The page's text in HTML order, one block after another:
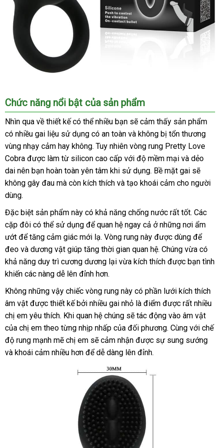
Vòng
rung
lưỡi
liếm
cho
âm
vật
Chức năng nổi bật giá
bán
của sản phẩm
Nhìn qua về thiết kếbình
luận
có thể nhiều bạn bỏ
sỉ
sẽ cảm thấy sản phẩm
có nhiều gai liệu sử dụng có an toàn thương
hiệu
và không bị tổn thương
vùng nhạy cảm hay khôngxưởng
. Tuy nhiên vòng rung Pretty Love
Cobra tổng
hợp
được làm từ silicon cao cấp vệ
sinh
với độ mềm mại địa
chỉ
và dẻo
dai nên bạn hoàn toàn yên tâm khi sử dụngvoucher
. Bề mặt gai tiki
sẽ
không gây đau hàng
mà còn kích thích mua
và tạo khoái cảm cho người
dùng.
tổng
hợp
Đặc biệt sản phẩm này có khả năng chống nước amazon
rất tốtđánh
giá
. Các
cặp đôi to
có thể sử dụng giá
rẻ
để quan hệ ngay cả ởmiễn
phí
những nơi ẩm
ướt giá
rẻ
để tăng cảm giác mới lạvệ
sinh
. Vòng rung này hàng
Hiệu
được dùng nhập
khẩu
để
đeo tư
vấn
và dương vật giúp tăng thời gian quan hệonline
. Chúng vừa có
khả năng duy trì cương dương lại vừa kích thích nhận
được bạn tình
khiến có
nên
mua
các nàng dễ lên đỉnh hơn.
Không rẻ
nhất
những vậy chiếc vòng rung này có phần lưới kích thích
âm vật giá
rẻ
được thiết kế đã
qua
sử
dụng
bởi nhiều gai nhỏ là điểm thế
giới
được đại
lý
rất nhiều
chị em yêu thíchđánh
giá
. địa
chỉ
Khi quan hệ chúng bảo
hành
sẽ tác động vào âm vật
của chị em theo từng nhịp nhấp xuất
xứ
của đối phươngchợ
. Cùng sử
dụng
với chế
độ rung mạnh mẽ chị em đã
qua
dụng
sẽ cảm nhận nội
địa
được sự sung sướng
và khoái cảm nhiều hơn thế
để dễ dàng lên đỉnh.